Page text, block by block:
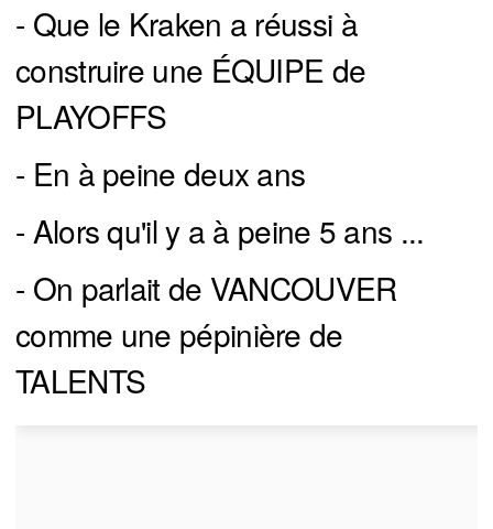
- Que le Kraken a réussi à
construire une ÉQUIPE de
PLAYOFFS
- En à peine deux ans
- Alors qu'il y a à peine 5 ans ...
- On parlait de VANCOUVER
comme une pépinière de
TALENTS